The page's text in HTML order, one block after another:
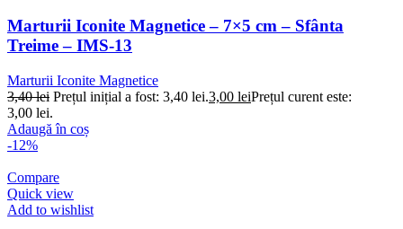
Marturii Iconite Magnetice – 7×5 cm – Sfânta
Treime – IMS-13
Marturii Iconite Magnetice
3,40lei Prețul inițial a fost: 3,40 lei.3,00 leiPrețul curent este:
3,00 lei.
Adaugă în coș
-12%
Compare
Quick view
Add to wishlist